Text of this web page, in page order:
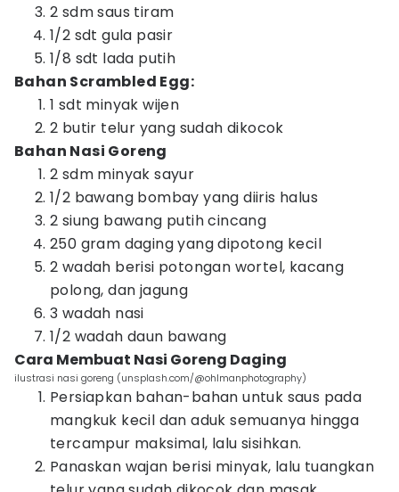
2 sdm saus tiram
1/2 sdt gula pasir
1/8 sdt lada putih
Bahan Scrambled Egg:
1 sdt minyak wijen
2 butir telur yang sudah dikocok
Bahan Nasi Goreng
2 sdm minyak sayur
1/2 bawang bombay yang diiris halus
2 siung bawang putih cincang
250 gram daging yang dipotong kecil
2 wadah berisi potongan wortel, kacang
polong, dan jagung
3 wadah nasi
1/2 wadah daun bawang
Cara Membuat Nasi Goreng Daging
ilustrasi nasi goreng (unsplash.com/@ohlmanphotography)
Persiapkan bahan-bahan untuk saus pada
mangkuk kecil dan aduk semuanya hingga
tercampur maksimal, lalu sisihkan.
Panaskan wajan berisi minyak, lalu tuangkan